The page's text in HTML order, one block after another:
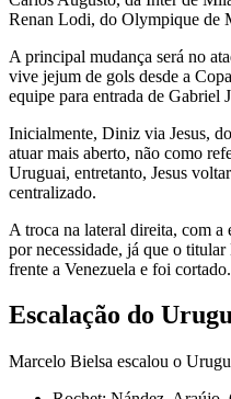
Renan Lodi, do Olympique de
A principal mudança será no
vive jejum de gols desde a
equipe para entrada de Gabriel
Inicialmente, Diniz via Jesus,
atuar mais aberto, não como
Uruguai, entretanto, Jesus
centralizado.
A troca na lateral direita, com
por necessidade, já que o
frente a Venezuela e foi cortado.
Escalação do
Marcelo Bielsa escalou o